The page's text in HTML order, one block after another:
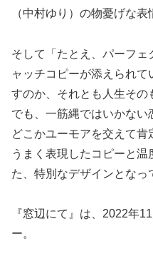
（中村ゆり）の物憂げな表
そして「たとえ、パーフェ
ャッチコピーが添えられ
すのか、それとも人生その
でも、一筋縄ではいかな
どこかユーモアを交えて
うまく表現したコピーと
た、特別なデザインとなっ
『窓辺にて』は、2022年
ー。